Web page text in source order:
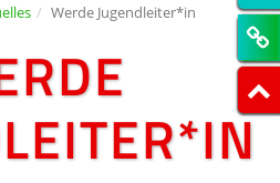
Werde Jugendleiter*in